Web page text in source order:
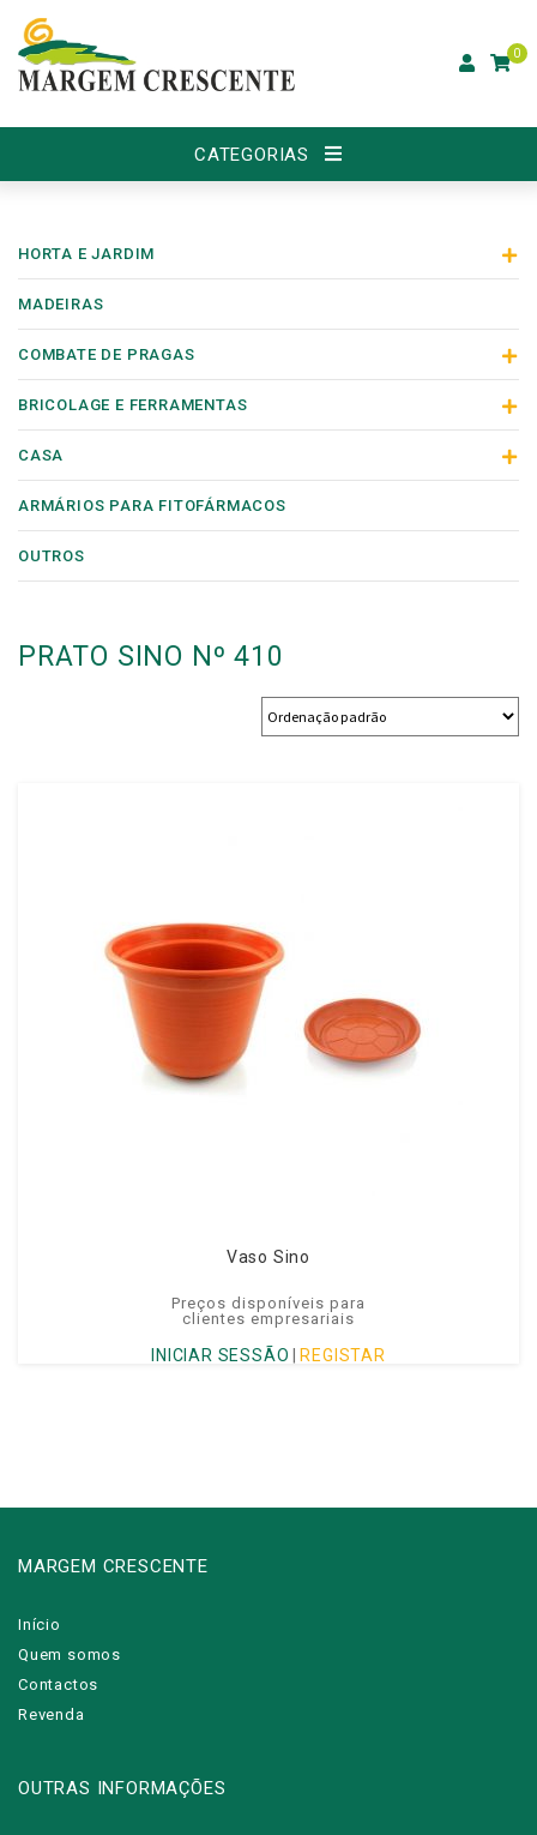
0
CATEGORIAS
HORTA E JARDIM
MADEIRAS
COMBATE DE PRAGAS
BRICOLAGE E FERRAMENTAS
CASA
ARMÁRIOS PARA FITOFÁRMACOS
OUTROS
PRATO SINO Nº 410
Vaso Sino
Preços disponíveis para
clientes empresariais
INICIAR SESSÃO REGISTAR
MARGEM CRESCENTE
Início
Quem somos
Contactos
Revenda
OUTRAS INFORMAÇÕES